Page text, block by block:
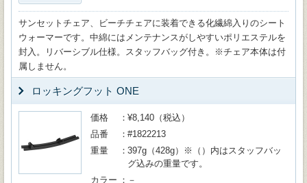
サンセットチェア、ビーチチェアに装着できる化繊綿入りのシート
ウォーマーです。中綿にはメンテナンスがしやすいポリエステルを
封入。リバーシブル仕様。スタッフバッグ付き。※チェア本体は付
属しません。
ロッキングフット ONE
価格
¥8,140（税込）
品番
#1822213
重量
397g（428g）※（）内はスタッフバッ
グ込みの重量です。
カラー
－